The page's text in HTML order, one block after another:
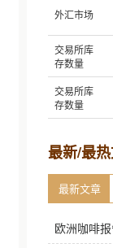
外汇市场
交易所库
存数量
交易所库
存数量
最新/最
最新文章